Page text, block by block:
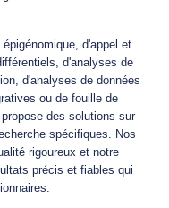
d'appel et
d'analyses de
d'analyses de données
ou de fouille de
des solutions sur
spécifiques. Nos
rigoureux et notre
précis et fiables qui